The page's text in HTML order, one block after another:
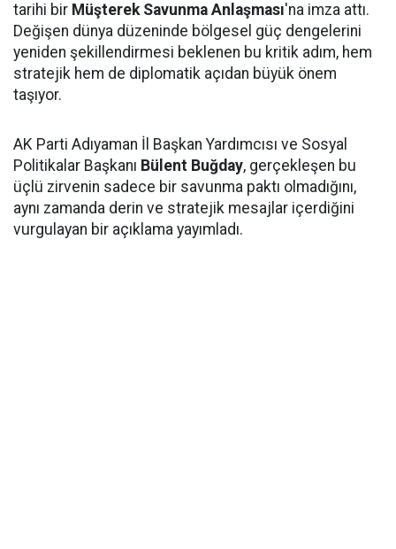
tarihi bir Müşterek Savunma Anlaşması'na imza attı.
Değişen dünya düzeninde bölgesel güç dengelerini
yeniden şekillendirmesi beklenen bu kritik adım, hem
stratejik hem de diplomatik açıdan büyük önem
taşıyor.
AK Parti Adıyaman İl Başkan Yardımcısı ve Sosyal
Politikalar Başkanı Bülent Buğday, gerçekleşen bu
üçlü zirvenin sadece bir savunma paktı olmadığını,
aynı zamanda derin ve stratejik mesajlar içerdiğini
vurgulayan bir açıklama yayımladı.